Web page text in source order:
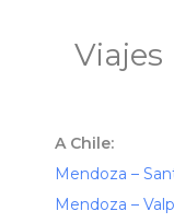
Viajes
A Chile:
Mendoza –
Mendoza –